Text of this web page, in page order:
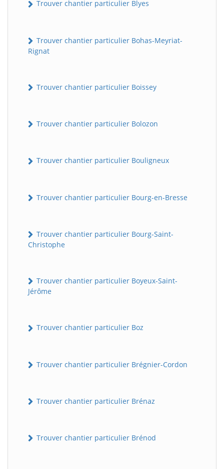
Trouver chantier particulier Blyes
Trouver chantier particulier Bohas-Meyriat-
Rignat
Trouver chantier particulier Boissey
Trouver chantier particulier Bolozon
Trouver chantier particulier Bouligneux
Trouver chantier particulier Bourg-en-Bresse
Trouver chantier particulier Bourg-Saint-
Christophe
Trouver chantier particulier Boyeux-Saint-
Jérôme
Trouver chantier particulier Boz
Trouver chantier particulier Brégnier-Cordon
Trouver chantier particulier Brénaz
Trouver chantier particulier Brénod